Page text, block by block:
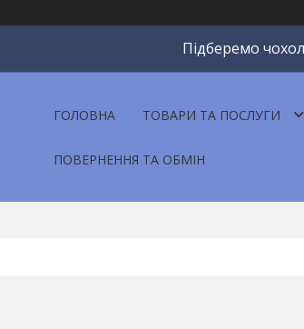
Підберемо
ГОЛОВНА ТОВАРИ ТА ПОСЛУГИ
ПОВЕРНЕННЯ ТА ОБМІН